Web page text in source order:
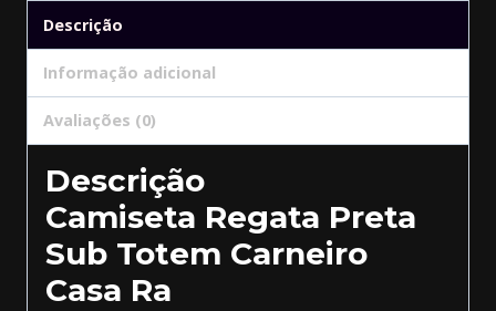
Descrição
Informação adicional
Avaliações (0)
Descrição
Camiseta Regata Preta
Sub Totem Carneiro
Casa Ra